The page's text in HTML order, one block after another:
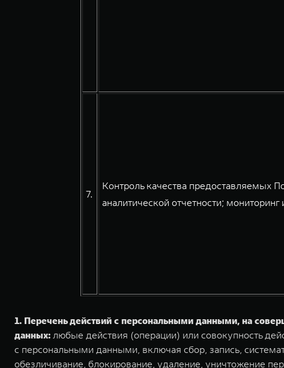
7.
Контроль качества предоставляемых
аналитической отчетности; мониторинг
1. Перечень действий с персональными данными, на
данных: любые действия (операции) или совокупность
с персональными данными, включая сбор, запись,
обезличивание, блокирование, удаление, уничтожение